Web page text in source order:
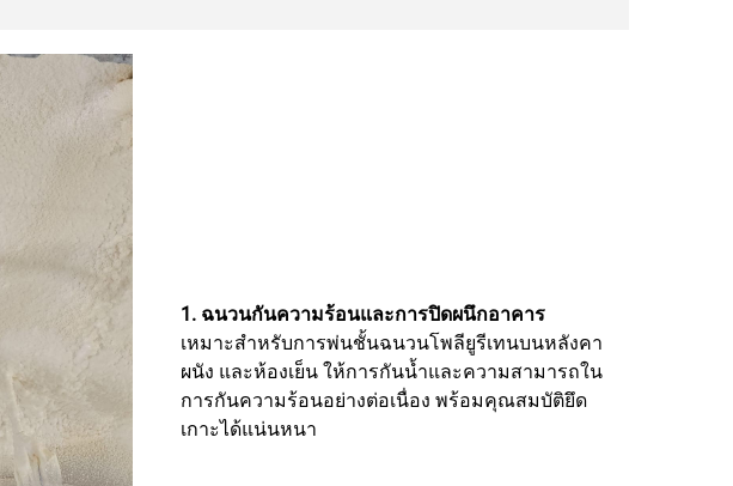
1. ฉนวนกันความร้อนและการปิดผนึกอาคาร
เหมาะสำหรับการพ่นชั้นฉนวนโพลียูรีเทนบนหลังคา
ผนัง และห้องเย็น ให้การกันน้ำและความสามารถใน
การกันความร้อนอย่างต่อเนื่อง พร้อมคุณสมบัติยึด
เกาะได้แน่นหนา